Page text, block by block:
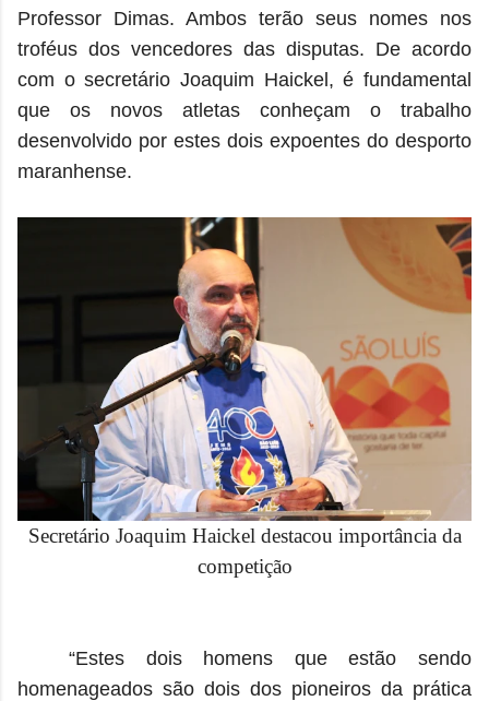
Professor Dimas. Ambos terão seus nomes nos
troféus dos vencedores das disputas. De acordo
com o secretário Joaquim Haickel, é fundamental
que os novos atletas conheçam o trabalho
desenvolvido por estes dois expoentes do desporto
maranhense.
Secretário Joaquim Haickel destacou importância da
competição
“Estes dois homens que estão sendo
homenageados são dois dos pioneiros da prática